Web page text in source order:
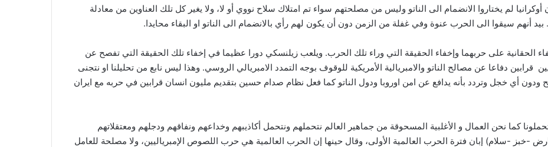
لم يختاروا الانضمام الى الناتو وليس من مصلحتهم سواء تم امتلاك سلاح نووي أو لا، ولا يغير كل تلك العناوين من معادلة
بيد أنهم سيقوا الى الحرب عنوة وفي غفلة من الزمن دون أن يكون لهم رأي بالانضمام الى الناتو او البقاء محايدا.
الحقانية على حربهما وإخفاء الحقيقة التي وراء تلك الحرب. ويلعب زيلنسكي دورا عظيما في إخفاء تلك الحقيقة التي تفصح عن
قرابين دفاعا عن مصالح الناتو والامبريالية الأمريكية للوقوف بوجه التمدد الامبريالي الروسي. وهذا ليس نابع من تحليلنا او نتجنى
خجل وتردد بأنه يدافع عن امن اوروبا ودول الناتو كما فعل نظام صدام حسين بتقديم مليون انسان قرابين في حربه مع ايران
كما نحن العمال و الأغلبية المسحوقة من جماهير العالم نتحملهم ونتحمل أكاذيبهم وخداعهم ونفاقهم ودجلهم ومعتقلاتهم
-خبز -سلام) إبان فترة الحرب العالمية الأولى، وقال حينها إن الحرب العالمية هي حرب اللصوص الإمبرياليين، ولا مصلحة للعامل